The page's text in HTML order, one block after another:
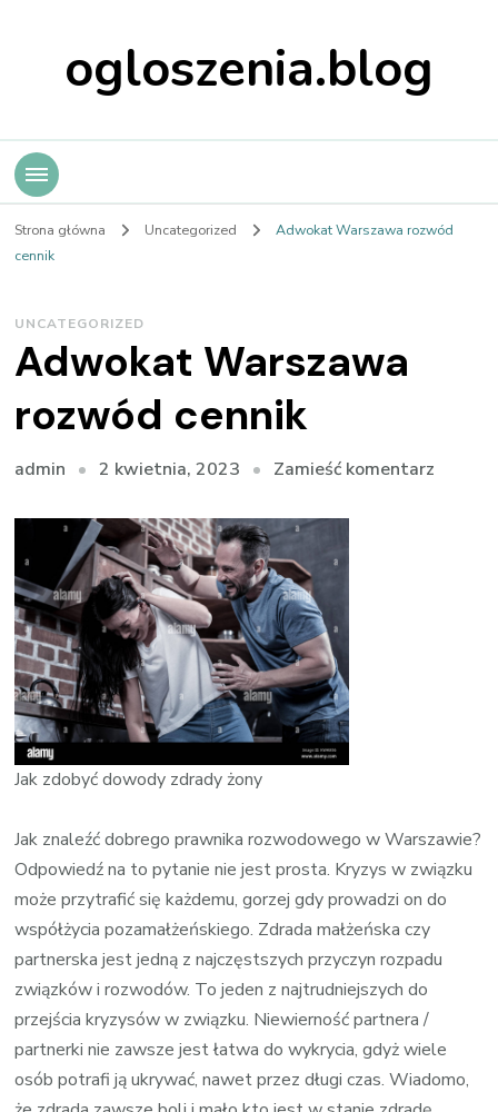
ogloszenia.blog
Strona główna Uncategorized
Adwokat Warszawa rozwód
cennik
UNCATEGORIZED
Adwokat Warszawa
rozwód cennik
admin 2 kwietnia, 2023 Zamieść komentarz
Jak zdobyć dowody zdrady żony
Jak znaleźć dobrego prawnika rozwodowego w Warszawie?
Odpowiedź na to pytanie nie jest prosta. Kryzys w związku
może przytrafić się każdemu, gorzej gdy prowadzi on do
współżycia pozamałżeńskiego. Zdrada małżeńska czy
partnerska jest jedną z najczęstszych przyczyn rozpadu
związków i rozwodów. To jeden z najtrudniejszych do
przejścia kryzysów w związku. Niewierność partnera /
partnerki nie zawsze jest łatwa do wykrycia, gdyż wiele
osób potrafi ją ukrywać, nawet przez długi czas. Wiadomo,